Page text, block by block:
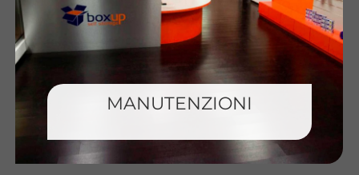
MANUTENZIONI